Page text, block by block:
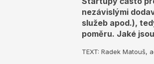
nezávislými
služeb apod.),
poměru. Jaké
TEXT: Radek Matouš,